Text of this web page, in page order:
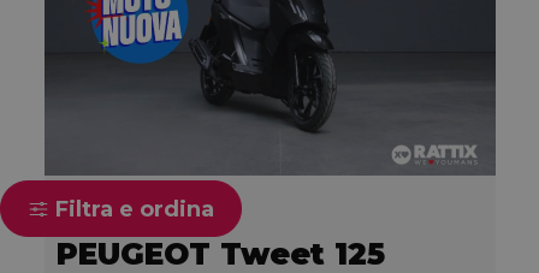
PEUGEOT Tweet 125
Filtra e ordina